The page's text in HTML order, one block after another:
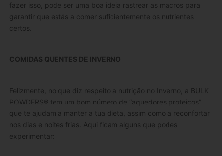
fazer isso, pode ser uma boa ideia rastrear as macros para
garantir que estás a comer suficientemente os nutrientes
certos.
COMIDAS QUENTES DE INVERNO
Felizmente, no que diz respeito a nutrição no Inverno, a BULK
POWDERS® tem um bom número de “aquedores proteicos”
que te ajudam a manter a tua dieta, assim como a reconfortar
nos dias e noites frias. Aqui ficam alguns que podes
experimentar: